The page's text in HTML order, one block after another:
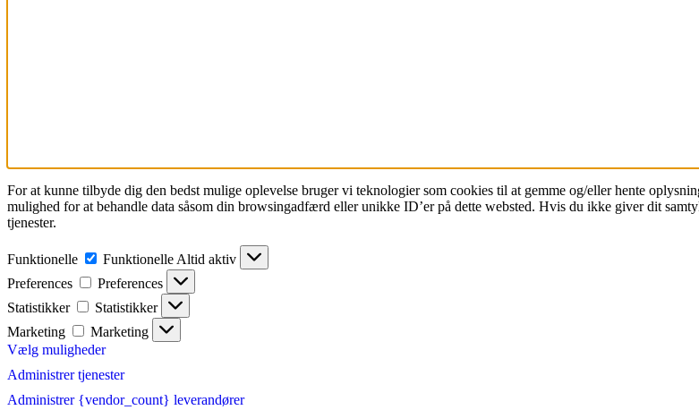
For at kunne tilbyde dig den bedst mulige oplevelse bruger vi teknologier som cookies til at gemme og/eller hente
mulighed for at behandle data såsom din browsingadfærd eller unikke ID’er på dette websted. Hvis du ikke giver dit
tjenester.
Funktionelle Funktionelle Altid aktiv
Preferences
Preferences
Statistikker
Statistikker
Marketing
Marketing
Vælg muligheder
Administrer tjenester
Administrer {vendor_count} leverandører